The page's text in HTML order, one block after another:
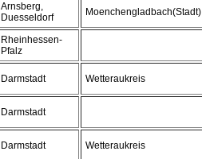
Arnsberg,
Duesseldorf
Moenchengladbach(Stadt)
Rheinhessen-
Pfalz
Darmstadt Wetteraukreis
Darmstadt
Darmstadt Wetteraukreis